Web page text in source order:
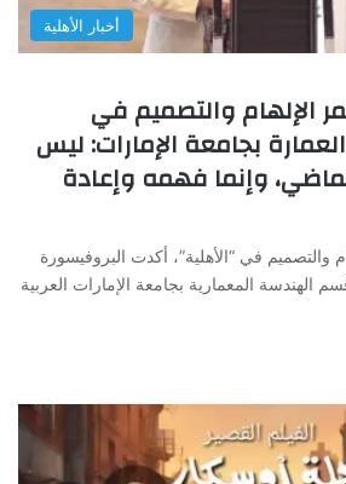
أخبار الأهلية
الإلهام والتصميم في
بجامعة الإمارات: ليس
وإنما فهمه وإعادة
في “الأهلية”، أكدت البروفيسورة
الهندسة المعمارية بجامعة الإمارات العربية